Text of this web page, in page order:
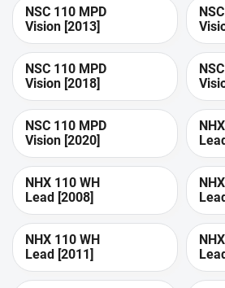
NSC 110 MPD
Vision [2013]
NSC 110 MPD
Vision [2018]
NSC 110 MPD
Vision [2020]
NHX 110 WH
Lead [2008]
NHX 110 WH
Lead [2011]